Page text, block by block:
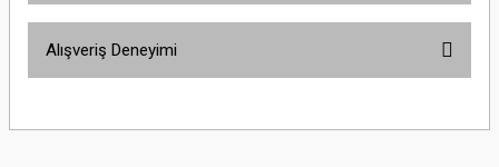
yetersiz gördüğünüz noktaları öneri formunu kullanarak tarafımıza
Alışveriş Deneyimi